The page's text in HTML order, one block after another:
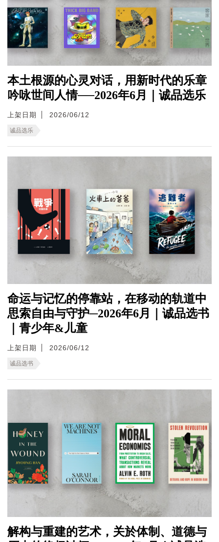
本土根源的心灵对话，用新时代的乐章
吟咏世间人情──2026年6月｜诚品选乐
上架日期 2026/06/12
诚品选乐
命运与记忆的停靠站，在移动的轨道中
思索自由与守护─2026年6月｜诚品选书
｜青少年&儿童
上架日期 2026/06/12
诚品选书
解构与重建的艺术，关於体制、道德与